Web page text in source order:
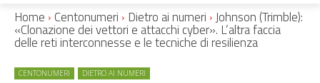
Home Centonumeri Dietro ai numeri Johnson (Trimble):
«Clonazione dei vettori e attacchi cyber». L’altra faccia
delle reti interconnesse e le tecniche di resilienza
CENTONUMERI DIETRO AI NUMERI